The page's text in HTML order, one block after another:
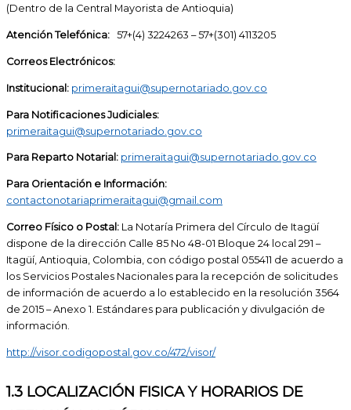
(Dentro de la Central Mayorista de Antioquia)
Atención Telefónica: 57+(4) 3224263 – 57+(301) 4113205
Correos Electrónicos:
Institucional: primeraitagui@supernotariado.gov.co
Para Notificaciones Judiciales:
primeraitagui@supernotariado.gov.co
Para Reparto Notarial: primeraitagui@supernotariado.gov.co
Para Orientación e Información:
contactonotariaprimeraitagui@gmail.com
Correo Físico o Postal: La Notaría Primera del Círculo de Itagüí
dispone de la dirección Calle 85 No 48-01 Bloque 24 local 291 –
Itagüí, Antioquia, Colombia, con código postal 055411 de acuerdo a
los Servicios Postales Nacionales para la recepción de solicitudes
de información de acuerdo a lo establecido en la resolución 3564
de 2015 – Anexo 1. Estándares para publicación y divulgación de
información.
http://visor.codigopostal.gov.co/472/visor/
1.3 LOCALIZACIÓN FISICA Y HORARIOS DE